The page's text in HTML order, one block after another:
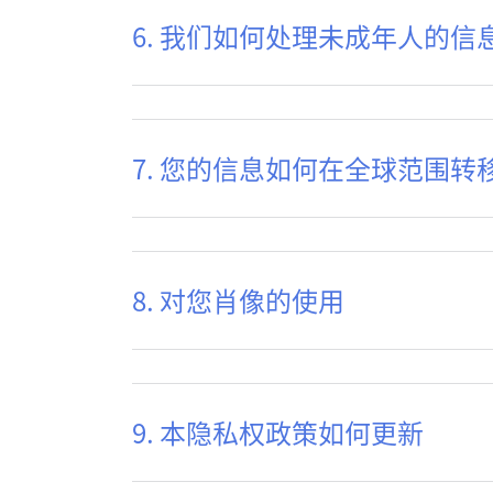
6. 我们如何处理未成年人的信
7. 您的信息如何在全球范围转
8. 对您肖像的使用
9. 本隐私权政策如何更新